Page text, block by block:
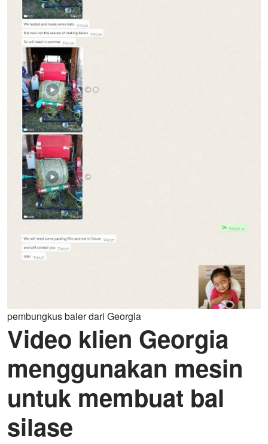
pembungkus baler dari Georgia
Video klien Georgia
menggunakan mesin
untuk membuat bal
silase